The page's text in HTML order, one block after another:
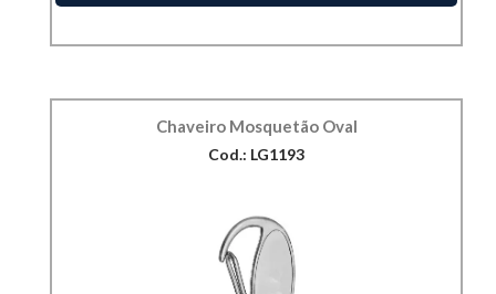
Chaveiro Mosquetão Oval
Cod.: LG1193